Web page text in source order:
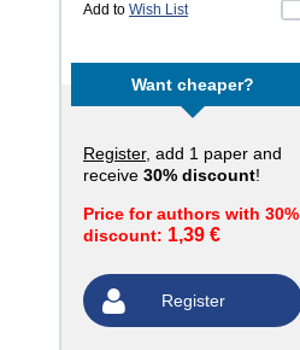
Add to Wish List
Want cheaper?
Register, add 1 paper and
receive 30% discount!
Price for authors with 30%
discount: 1,39 €
Register